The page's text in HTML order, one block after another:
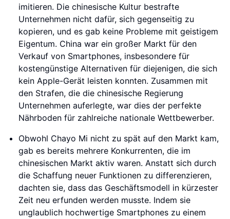
imitieren. Die chinesische Kultur bestrafte
Unternehmen nicht dafür, sich gegenseitig zu
kopieren, und es gab keine Probleme mit geistigem
Eigentum. China war ein großer Markt für den
Verkauf von Smartphones, insbesondere für
kostengünstige Alternativen für diejenigen, die sich
kein Apple-Gerät leisten konnten. Zusammen mit
den Strafen, die die chinesische Regierung
Unternehmen auferlegte, war dies der perfekte
Nährboden für zahlreiche nationale Wettbewerber.
Obwohl Chayo Mi nicht zu spät auf den Markt kam,
gab es bereits mehrere Konkurrenten, die im
chinesischen Markt aktiv waren. Anstatt sich durch
die Schaffung neuer Funktionen zu differenzieren,
dachten sie, dass das Geschäftsmodell in kürzester
Zeit neu erfunden werden musste. Indem sie
unglaublich hochwertige Smartphones zu einem